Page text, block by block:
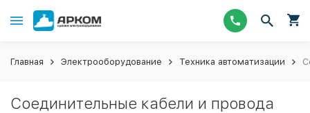
Главная Электрооборудование Техника автоматизации
Соединительные кабели и провода